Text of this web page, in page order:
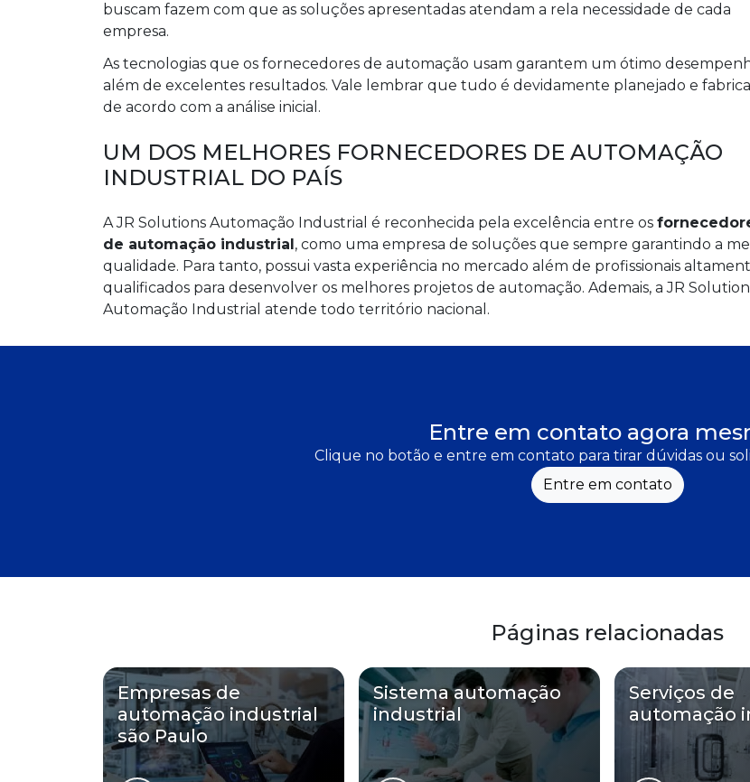
buscam fazem com que as soluções apresentadas atendam a rela necessidade de cada
empresa.
As tecnologias que os fornecedores de automação usam garantem um ótimo
além de excelentes resultados. Vale lembrar que tudo é devidamente planejado e
de acordo com a análise inicial.
UM DOS MELHORES FORNECEDORES DE AUTOMAÇÃO
INDUSTRIAL DO PAÍS
A JR Solutions Automação Industrial é reconhecida pela excelência entre os
de automação industrial , como uma empresa de soluções que sempre garantindo a
qualidade. Para tanto, possui vasta experiência no mercado além de profissionais
qualificados para desenvolver os melhores projetos de automação. Ademais, a JR
Automação Industrial atende todo território nacional.
Entre em contato agora
Clique no botão e entre em contato para tirar dúvidas ou
Entre em contato
Páginas relacionadas
Empresas de
automação industrial
são Paulo
Sistema automação
industrial
Serviços de
automação